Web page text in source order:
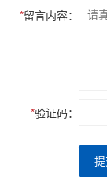
*留言内容：
*验证码：